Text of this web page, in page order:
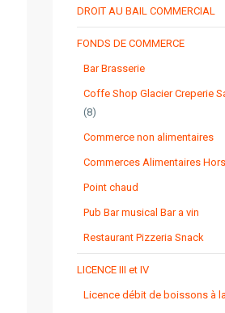
DROIT AU BAIL COMMERCIAL
FONDS DE COMMERCE
Bar Brasserie
Coffe Shop Glacier Creperie
(8)
Commerce non alimentaires
Commerces Alimentaires
Point chaud
Pub Bar musical Bar a vin
Restaurant Pizzeria Snack
LICENCE III et IV
Licence débit de boissons à